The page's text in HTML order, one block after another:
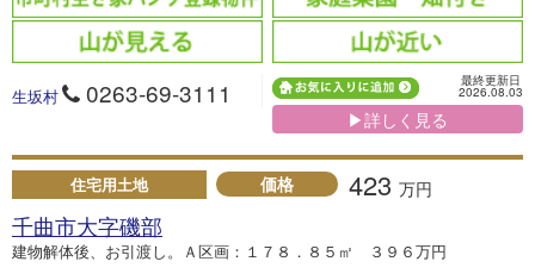
生坂村 0263-69-3111 最終更新日
2026.08.03
▶詳しく見る
住宅用土地 価格 423 万円
千曲市大字磯部
建物解体後、お引渡し。Ａ区画：１７８．８５㎡ ３９６万円